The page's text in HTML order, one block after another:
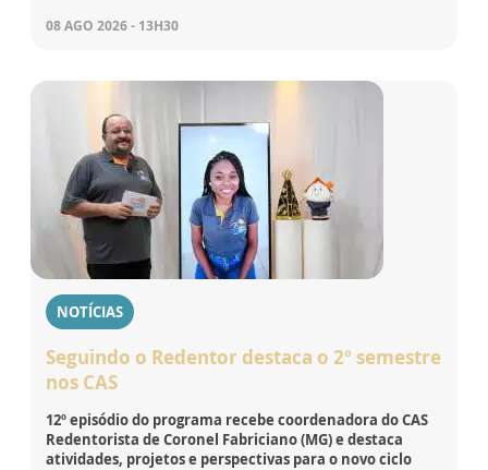
08 AGO 2026 - 13H30
NOTÍCIAS
Seguindo o Redentor destaca o 2º semestre
nos CAS
12º episódio do programa recebe coordenadora do CAS
Redentorista de Coronel Fabriciano (MG) e destaca
atividades, projetos e perspectivas para o novo ciclo